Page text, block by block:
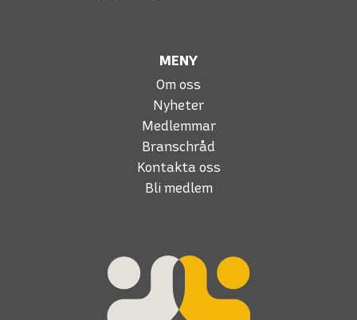
MENY
Om oss
Nyheter
Medlemmar
Branschråd
Kontakta oss
Bli medlem